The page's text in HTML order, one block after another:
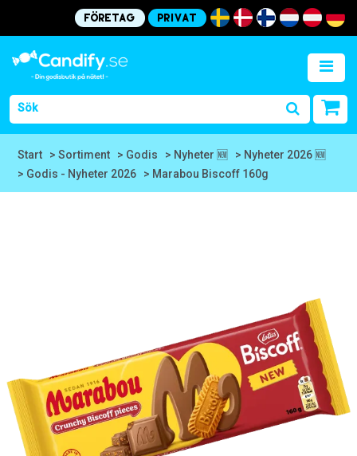
Företag Privat
Start > Sortiment > Godis > Nyheter 🆕
> Nyheter 2026 🆕
> Godis - Nyheter 2026
> Marabou Biscoff 160g